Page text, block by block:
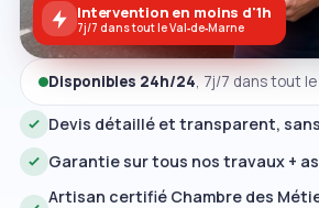
Devis détaillé et transparent,
Garantie sur tous nos travaux +
Artisan certifié Chambre des
Disponibles 24h/24, 7j/7 dans tout le
Intervention en moins d'1h
7j/7 dans tout le Val‑de‑Marne